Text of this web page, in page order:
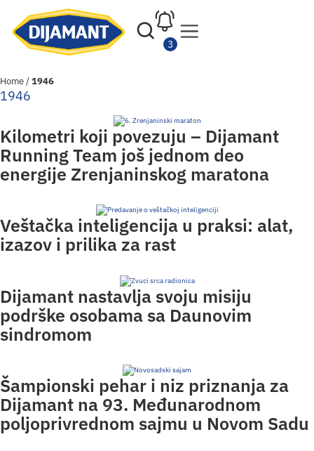
Home/1946
1946
Kilometri koji povezuju – Dijamant
Running Team još jednom deo
energije Zrenjaninskog maratona
Veštačka inteligencija u praksi: alat,
izazov i prilika za rast
Dijamant nastavlja svoju misiju
podrške osobama sa Daunovim
sindromom
Šampionski pehar i niz priznanja za
Dijamant na 93. Međunarodnom
poljoprivrednom sajmu u Novom Sadu